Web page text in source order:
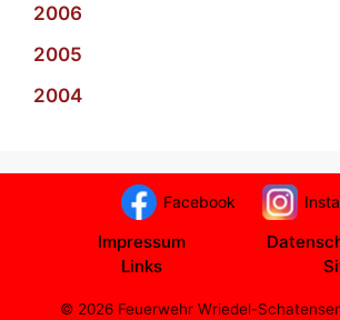
2006
2005
2004
Facebook
Impressum
Links
© 2026 Feuerwehr Wriedel-